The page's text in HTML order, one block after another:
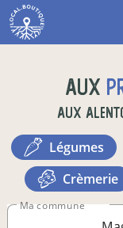
aux
aux
légumes
crèmerie
Ma commune